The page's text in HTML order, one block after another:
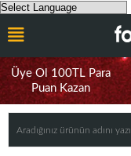
Üye Ol 100TL Para
Puan Kazan